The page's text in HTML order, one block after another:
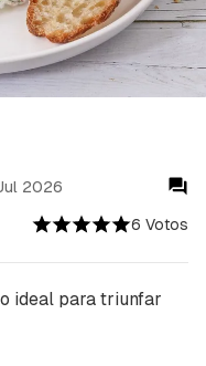
6 Votos
2026
ideal para triunfar